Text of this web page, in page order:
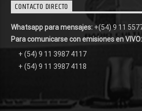
CONTACTO DIRECTO
Whatsapp para mensajes: +(54) 9 11
Para comunicarse con emisiones en VIVO:
+ (54) 9 11 3987 4117
+ (54) 9 11 3987 4118